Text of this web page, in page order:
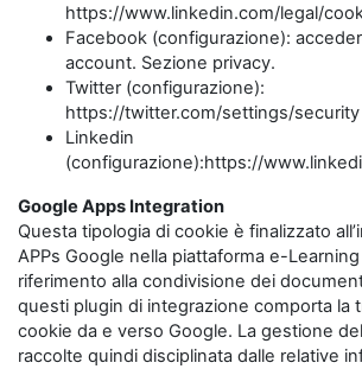
https://www.linkedin.com/legal/
Facebook (configurazione):
account. Sezione privacy.
Twitter (configurazione):
https://twitter.com/settings/security
Linkedin
(configurazione):https://
Google Apps Integration
Questa tipologia di cookie è finalizzato
APPs Google nella piattaforma e-
riferimento alla condivisione dei
questi plugin di integrazione comporta la
cookie da e verso Google. La gestione
raccolte quindi disciplinata dalle relative